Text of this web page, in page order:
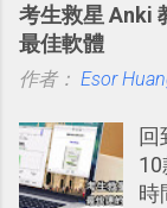
念
著
一
一
考生救星 Anki
最佳軟體
作者： Esor
回
時